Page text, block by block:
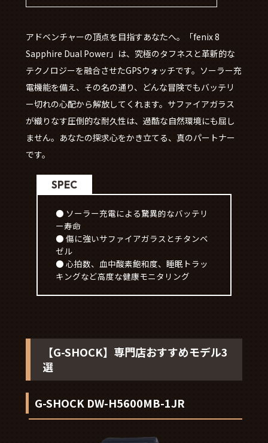
アドベンチャーの頂点を目指すあなたへ。「fenix 8
Sapphire Dual Power」は、究極のタフネスと革新的な
テクノロジーを融合させたGPSウォッチです。ソーラー充
電機能を備え、その名の通り、どんな冒険でもバッテリ
ー切れの心配から解放してくれます。サファイアガラス
が織りなす圧倒的な耐久性は、過酷な自然環境にも屈し
ません。あなたの探求心をかき立てる、真のパートナー
です。
SPEC
● ソーラー充電による驚異的なバッテリ
ー寿命
● 傷に強いサファイアガラスとチタンベ
ゼル
● 心拍数、血中酸素飽和度、睡眠トラッ
キングなど高度な健康モニタリング
【G-SHOCK】専門店おすすめモデル3
選
G-SHOCK DW-H5600MB-1JR